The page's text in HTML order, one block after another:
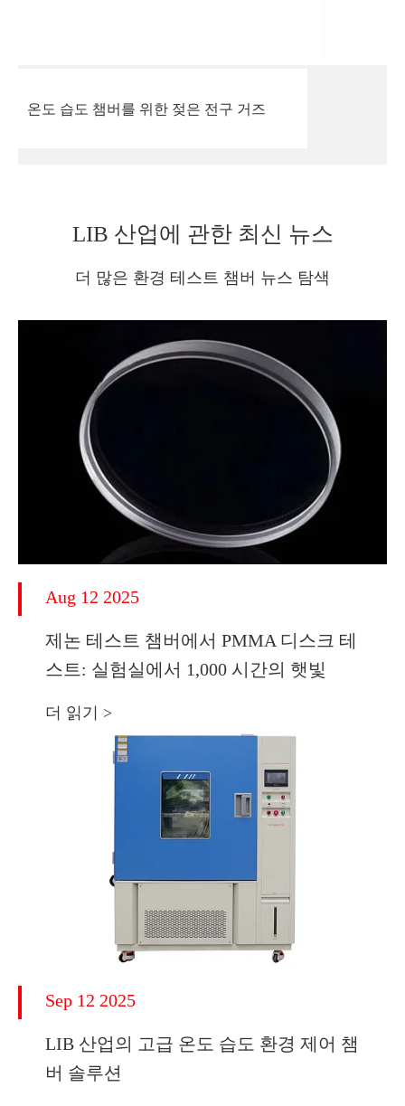
온도 습도 챔버를 위한 젖은 전구 거즈
LIB 산업에 관한 최신 뉴스
더 많은 환경 테스트 챔버 뉴스 탐색
Aug 12 2025
제논 테스트 챔버에서 PMMA 디스크 테
스트: 실험실에서 1,000 시간의 햇빛
더 읽기 >
Sep 12 2025
LIB 산업의 고급 온도 습도 환경 제어 챔
버 솔루션